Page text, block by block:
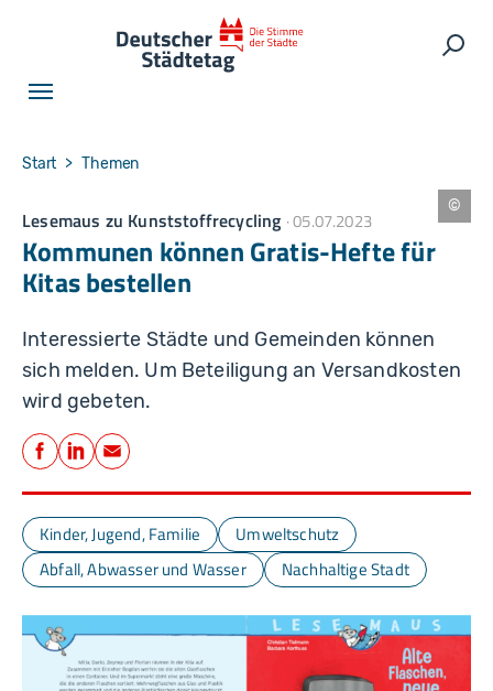
You are here:
Start Themen
Lesemaus zu Kunststoffrecycling 05.07.2023
Kommunen können Gratis-Hefte für
Kitas bestellen
Interessierte Städte und Gemeinden können
sich melden. Um Beteiligung an Versandkosten
wird gebeten.
Teilen
Facebook
LinkedIn
E-Mail
Kinder, Jugend, Familie
Umweltschutz
Abfall, Abwasser und Wasser
Nachhaltige Stadt
C